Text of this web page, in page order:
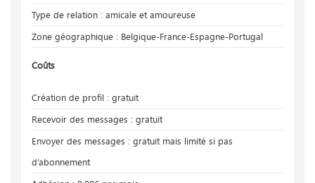
Type de relation : amicale et amoureuse
Zone géographique : Belgique-France-Espagne-Portugal
Coûts
Création de profil : gratuit
Recevoir des messages : gratuit
Envoyer des messages : gratuit mais limité si pas
d’abonnement